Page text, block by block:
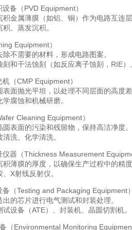
备（PVD Equipment）
金属薄膜（如铝、铜）作为电路互连层
、蒸发沉积。
Equipment）
不需要的材料，形成电路图案。
和干法蚀刻（如反应离子蚀刻，RIE）
（CMP Equipment）
面抛光平坦，以处理不同层面的高度差
腐蚀和机械研磨。
Cleaning Equipment）
表面的污染和残留物，保持高洁净度。
洗、化学清洗。
器（Thickness Measurement
薄膜的厚度，以确保生产过程中的精度
X射线反射仪。
（Testing and Packaging Equipment）
的芯片进行电气测试和封装处理。
设备（ATE）、封装机、晶圆切割机。
（Environmental Monitoring Equipment